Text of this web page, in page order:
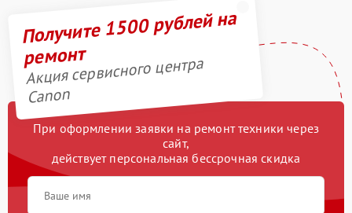
Получите 1500 рублей на
ремонт
Акция сервисного центра
Canon
При оформлении заявки на ремонт техники через
сайт,
действует персональная бессрочная скидка